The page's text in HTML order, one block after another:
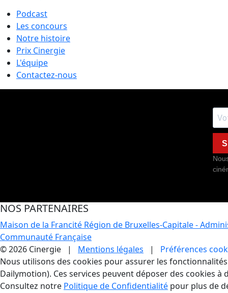
Podcast
Les concours
Notre histoire
Prix Cinergie
L'équipe
Contactez-nous
NOS PARTENAIRES
Maison de la Francité Région de Bruxelles-Capitale -
Communauté Française
© 2026 Cinergie | Mentions légales | Préférences
Gestion des Cookies
Nous utilisons des cookies pour assurer les
Dailymotion). Ces services peuvent déposer des cookies à
Consultez notre Politique de Confidentialité pour plus de